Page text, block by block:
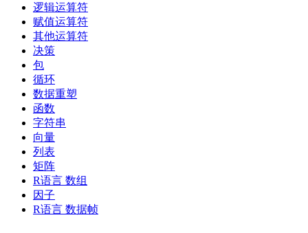
逻辑运算符
赋值运算符
其他运算符
决策
包
循环
数据重塑
函数
字符串
向量
列表
矩阵
R语言 数组
因子
R语言 数据帧